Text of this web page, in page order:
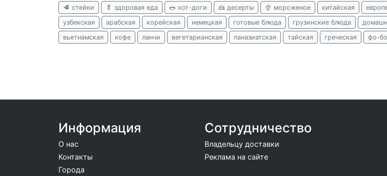
🥩 стейки
🥬 здоровая еда 🌭 хот-доги 🍰 десерты 🍨 мороженое китайская
узбекская
арабская корейская немецкая готовые блюда грузинские блюда
вьетнамская
кофе ланчи вегетарианская паназиатская тайская греческая фо-бо
Информация
О нас
Контакты
Города
Сотрудничество
Владельцу доставки
Реклама на сайте